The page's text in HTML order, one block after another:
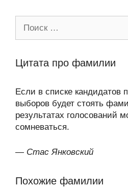
Цитата про фамилии
Если в списке кандидатов
выборов будет стоять
результатах голосований
сомневаться.
— Стас Янковский
Похожие фамилии